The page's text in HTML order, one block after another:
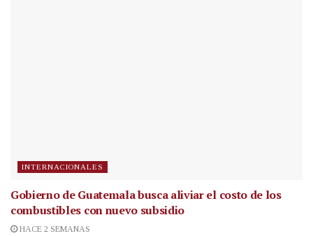
INTERNACIONALES
Gobierno de Guatemala busca aliviar el costo de los
combustibles con nuevo subsidio
HACE 2 SEMANAS